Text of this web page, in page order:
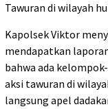
Tawuran di wilayah
Kapolsek Viktor
mendapatkan
bahwa ada
aksi tawuran di
langsung apel